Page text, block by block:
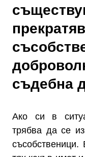
съдебна
Ако си в
трябва да се